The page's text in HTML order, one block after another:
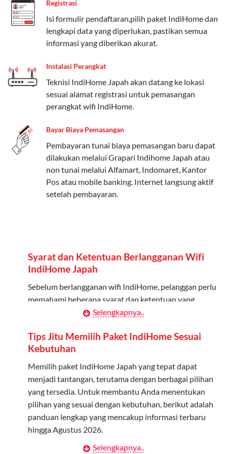
Paket Easy cocok untuk kebutuhan dasar, Paket
Complete untuk yang menginginkan fitur lengkap,
dan Paket Dynamic IP untuk pengguna yang
memprioritaskan kecepatan internet tinggi.
Paket Telkomsel One dengan Kuota Keluarga
Salah satu fitur unggulan Telkomsel One adalah Paket
Kuota Keluarga. Dengan kuota hingga 30 GB, Anda
bisa membagikan internet kepada anggota keluarga
atau teman tanpa perlu khawatir kehabisan kuota.
Berikut adalah detailnya:
Kuota Keluarga 30 GB
Kuota ini dapat digunakan secara bersama-sama oleh
Admin (pelanggan utama) dan anggota yang terdaftar.
Berlaku Nasional
untuk jaringan 2G, 3G, dan 4G.
Tidak Berlaku untuk Roaming
Kuota ini hanya bisa digunakan di dalam negeri.
Daftarkan Anggota: Admin dapat mendaftarkan anggota
melalui aplikasi MyTelkomsel atau website Telkomsel One.
Bagikan Kuota: Setelah terdaftar, anggota bisa langsung
menggunakan kuota keluarga.
Registrasi
Isi formulir pendaftaran,pilih paket IndiHome dan
lengkapi data yang diperlukan, pastikan semua
informasi yang diberikan akurat.
Instalasi Perangkat
Teknisi IndiHome Japah akan datang ke lokasi
sesuai alamat registrasi untuk pemasangan
perangkat wifi IndiHome.
Bayar Biaya Pemasangan
Pembayaran tunai biaya pemasangan baru dapat
dilakukan melalui Grapari Indihome Japah atau
non tunai melalui Alfamart, Indomaret, Kantor
Pos atau mobile banking. Internet langsung aktif
setelah pembayaran.
Syarat dan Ketentuan Berlangganan Wifi
IndiHome Japah
Sebelum berlangganan wifi IndiHome, pelanggan perlu
memahami beberapa syarat dan ketentuan yang
Kontrak Berlangganan
Pelanggan harus menandatangani Kontrak
Berlangganan yang mencakup data pelanggan, jenis
layanan indihome Japah yang dipilih, serta syarat dan
ketentuan yang berlaku. Kontrak ini dapat diubah atau
ditambah sesuai kebutuhan.
Biaya Pasang Baru (PSB)
Selengkapnya..
Tips Jitu Memilih Paket IndiHome Sesuai
Kebutuhan
Memilih paket IndiHome Japah yang tepat dapat
menjadi tantangan, terutama dengan berbagai pilihan
yang tersedia. Untuk membantu Anda menentukan
pilihan yang sesuai dengan kebutuhan, berikut adalah
panduan lengkap yang mencakup informasi terbaru
hingga Agustus 2026.
Selengkapnya..